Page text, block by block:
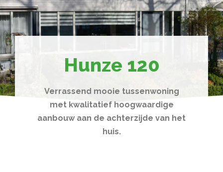
Hunze 120
Verrassend mooie tussenwoning
met kwalitatief hoogwaardige
aanbouw aan de achterzijde van het
huis.